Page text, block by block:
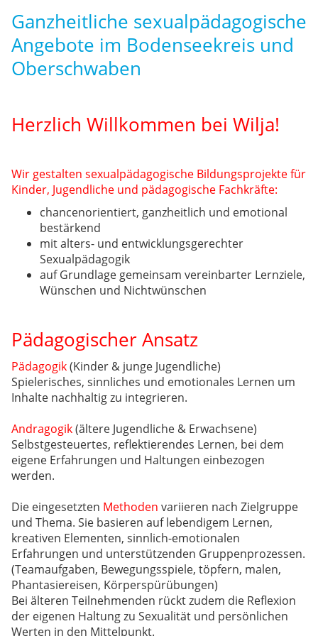
Ganzheitliche sexualpädagogische
Angebote im Bodenseekreis und
Oberschwaben
Herzlich Willkommen bei Wilja!
Wir gestalten sexualpädagogische Bildungsprojekte für
Kinder, Jugendliche und pädagogische Fachkräfte:
chancenorientiert, ganzheitlich und emotional
bestärkend
mit alters- und entwicklungsgerechter
Sexualpädagogik
auf Grundlage gemeinsam vereinbarter Lernziele,
Wünschen und Nichtwünschen
Pädagogischer Ansatz
Pädagogik(Kinder & junge Jugendliche)
Spielerisches, sinnliches und emotionales Lernen um
Inhalte nachhaltig zu integrieren.
Andragogik(ältere Jugendliche & Erwachsene)
Selbstgesteuertes, reflektierendes Lernen, bei dem
eigene Erfahrungen und Haltungen einbezogen
werden.
Die eingesetzten Methoden variieren nach Zielgruppe
und Thema. Sie basieren auf lebendigem Lernen,
kreativen Elementen, sinnlich-emotionalen
Erfahrungen und unterstützenden Gruppenprozessen.
(Teamaufgaben, Bewegungsspiele, töpfern, malen,
Phantasiereisen, Körperspürübungen)
Bei älteren Teilnehmenden rückt zudem die Reflexion
der eigenen Haltung zu Sexualität und persönlichen
Werten in den Mittelpunkt.